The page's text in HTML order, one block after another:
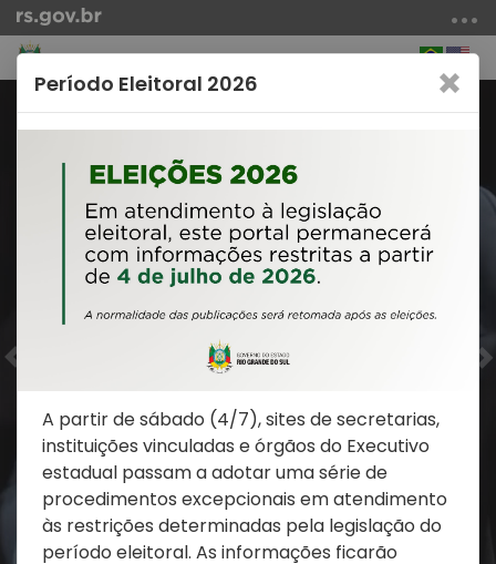
para
conteúdo
SECRETARIA DA CULTURA
Período Eleitoral 2026
A partir de sábado (4/7), sites de secretarias,
instituições vinculadas e órgãos do Executivo
estadual passam a adotar uma série de
procedimentos excepcionais em atendimento
às restrições determinadas pela legislação do
período eleitoral. As informações ficarão
Alterna
navegação
Início
do
Temporada 2026
Saiba mais
Anterior